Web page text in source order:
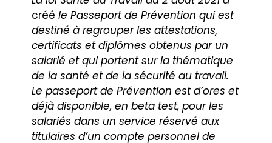
créélePasseport de Prévention qui est
destiné à regrouper les attestations,
certificats et diplômes obtenus par un
salarié et qui portent sur la thématique
de la santé et de la sécurité au travail.
Le passeport de Prévention est d’ores et
déjà disponible, en beta test, pour les
salariés dans un service réservé aux
titulaires d’un compte personnel de